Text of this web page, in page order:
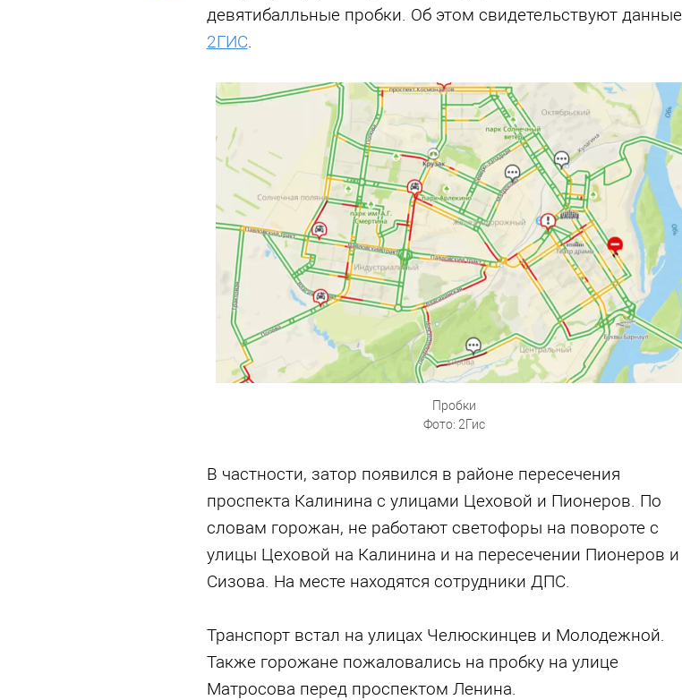
девятибалльные пробки. Об этом свидетельствуют данные
2ГИС.
Пробки
Фото: 2Гис
В частности, затор появился в районе пересечения
проспекта Калинина с улицами Цеховой и Пионеров. По
словам горожан, не работают светофоры на повороте с
улицы Цеховой на Калинина и на пересечении Пионеров и
Сизова. На месте находятся сотрудники ДПС.
Транспорт встал на улицах Челюскинцев и Молодежной.
Также горожане пожаловались на пробку на улице
Матросова перед проспектом Ленина.